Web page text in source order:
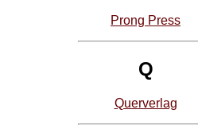
Prong Press
Q
Querverlag